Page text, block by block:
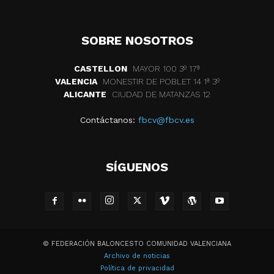
SOBRE NOSOTROS
CASTELLON
MAYOR 100 3º 17ª
VALENCIA
MONESTIR DE POBLET 14 1ª 3º
ALICANTE
CIUDAD DE MATANZAS 12
Contáctanos: fbcv@fbcv.es
SÍGUENOS
© FEDERACIÓN BALONCESTO COMUNIDAD VALENCIANA
Archivo de noticias
Política de privacidad